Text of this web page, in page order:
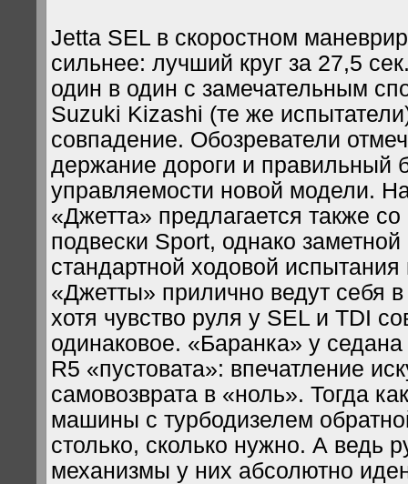
Jetta SEL в скоростном
сильнее: лучший круг за 27,5
один в один с замечательным
Suzuki Kizashi (те же
совпадение. Обозреватели
держание дороги и правильный
управляемости новой модели.
«Джетта» предлагается также
подвески Sport, однако
стандартной ходовой
«Джетты» прилично ведут себя в
хотя чувство руля у SEL и TDI
одинаковое. «Баранка» у
R5 «пустовата»: впечатление
самовозврата в «ноль». Тогда
машины с турбодизелем
столько, сколько нужно. А ведь
механизмы у них абсолютно